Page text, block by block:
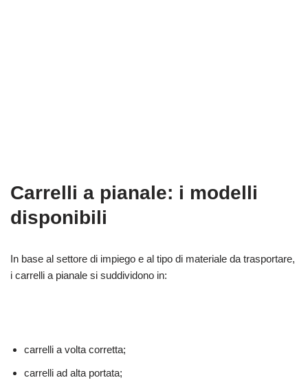
Carrelli a pianale: i modelli
disponibili
In base al settore di impiego e al tipo di materiale da trasportare,
i carrelli a pianale si suddividono in:
carrelli a volta corretta;
carrelli ad alta portata;